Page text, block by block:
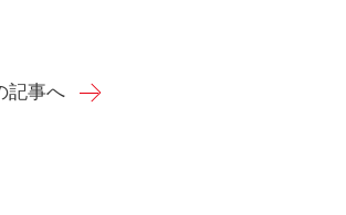
記事へ